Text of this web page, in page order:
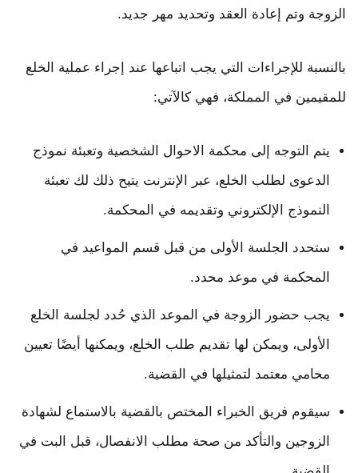
الزوجة وتم إعادة العقد وتحديد مهر جديد.
بالنسبة للإجراءات التي يجب اتباعها عند إجراء عملية الخلع
للمقيمين في المملكة، فهي كالآتي:
يتم التوجه إلى محكمة الاحوال الشخصية وتعبئة نموذج
الدعوى لطلب الخلع، عبر الإنترنت يتيح ذلك لك تعبئة
النموذج الإلكتروني وتقديمه في المحكمة.
ستحدد الجلسة الأولى من قبل قسم المواعيد في
المحكمة في موعد محدد.
يجب حضور الزوجة في الموعد الذي حُدد لجلسة الخلع
الأولى، ويمكن لها تقديم طلب الخلع، ويمكنها أيضًا تعيين
محامي معتمد لتمثيلها في القضية.
سيقوم فريق الخبراء المختص بالقضية بالاستماع لشهادة
الزوجين والتأكد من صحة مطلب الانفصال، قبل البت في